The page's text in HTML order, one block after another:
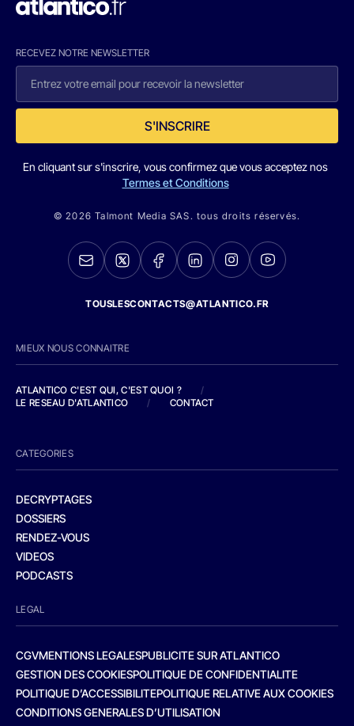
RECEVEZ NOTRE NEWSLETTER
S'INSCRIRE
En cliquant sur s'inscrire, vous confirmez que vous acceptez nos
Termes et Conditions
© 2026 Talmont Media SAS. tous droits réservés.
TOUSLESCONTACTS@ATLANTICO.FR
MIEUX NOUS CONNAITRE
ATLANTICO C'EST QUI, C'EST QUOI ?
/
LE RESEAU D'ATLANTICO
/ CONTACT
CATEGORIES
DECRYPTAGES
DOSSIERS
RENDEZ-VOUS
VIDEOS
PODCASTS
LEGAL
CGVMENTIONS LEGALESPUBLICITE SUR ATLANTICO
GESTION DES COOKIESPOLITIQUE DE CONFIDENTIALITE
POLITIQUE D’ACCESSIBILITEPOLITIQUE RELATIVE AUX COOKIES
CONDITIONS GENERALES D’UTILISATION